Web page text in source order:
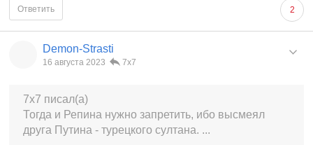
2
Ответить
Demon-Strasti
16 августа 2023 7x7
7x7 писал(а)
Тогда и Репина нужно запретить, ибо высмеял
друга Путина - турецкого султана. ...